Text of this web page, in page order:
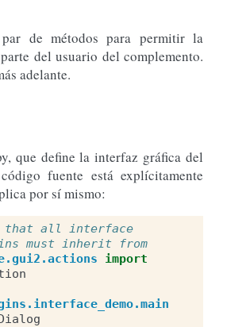
de métodos para permitir la
del usuario del complemento.
adelante.
que define la interfaz gráfica del
fuente está explícitamente
por sí mismo:
that all interface
must inherit from
import